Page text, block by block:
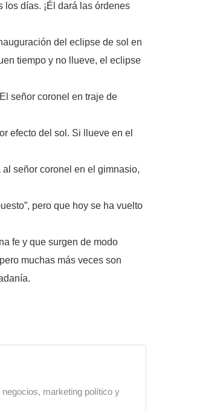
días. ¡Él dará las órdenes
del eclipse de sol en
tiempo y no llueve, el eclipse
señor coronel en traje de
efecto del sol. Si llueve en el
señor coronel en el gimnasio,
pero que hoy se ha vuelto
fe y que surgen de modo
muchas más veces son
marketing político y